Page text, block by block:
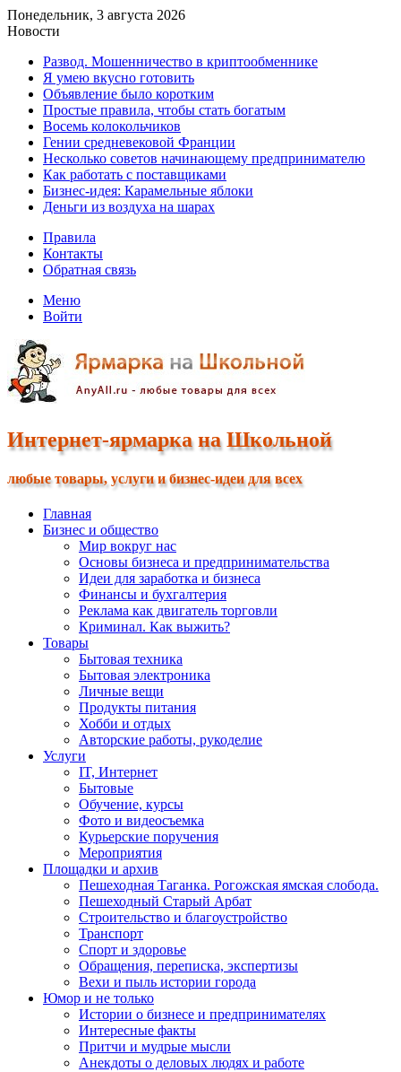
Понедельник, 3 августа 2026
Новости
Развод. Мошенничество в криптообменнике
Я умею вкусно готовить
Объявление было коротким
Простые правила, чтобы стать богатым
Восемь колокольчиков
Гении средневековой Франции
Несколько советов начинающему предпринимателю
Как работать с поставщиками
Бизнес-идея: Карамельные яблоки
Деньги из воздуха на шарах
Правила
Контакты
Обратная связь
Меню
Войти
Интернет-ярмарка на Школьной
любые товары, услуги и бизнес-идеи для всех
Главная
Бизнес и общество
Мир вокруг нас
Основы бизнеса и предпринимательства
Идеи для заработка и бизнеса
Финансы и бухгалтерия
Реклама как двигатель торговли
Криминал. Как выжить?
Товары
Бытовая техника
Бытовая электроника
Личные вещи
Продукты питания
Хобби и отдых
Авторские работы, рукоделие
Услуги
IT, Интернет
Бытовые
Обучение, курсы
Фото и видеосъемка
Курьерские поручения
Мероприятия
Площадки и архив
Пешеходная Таганка. Рогожская ямская слобода.
Пешеходный Старый Арбат
Строительство и благоустройство
Транспорт
Спорт и здоровье
Обращения, переписка, экспертизы
Вехи и пыль истории города
Юмор и не только
Истории о бизнесе и предпринимателях
Интересные факты
Притчи и мудрые мысли
Анекдоты о деловых людях и работе